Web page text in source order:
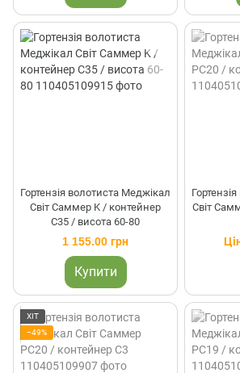
Гортензія волотиста Меджікал
Світ Саммер K / контейнер
C35 / висота 60-80
1 155.00 грн
Купити
Світ
ХІТ
−49%